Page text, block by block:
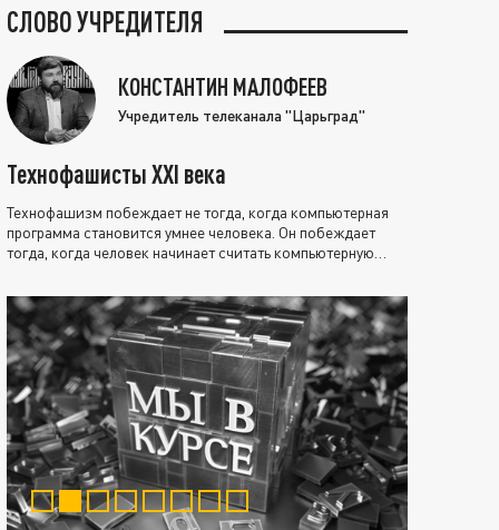
СЛОВО УЧРЕДИТЕЛЯ
КОНСТАНТИН МАЛОФЕЕВ
Учредитель телеканала "Царьград"
Технофашисты XXI века
Технофашизм побеждает не тогда, когда компьютерная
программа становится умнее человека. Он побеждает
тогда, когда человек начинает считать компьютерную